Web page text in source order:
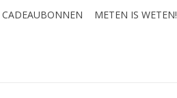
CADEAUBONNEN
METEN IS WETEN!